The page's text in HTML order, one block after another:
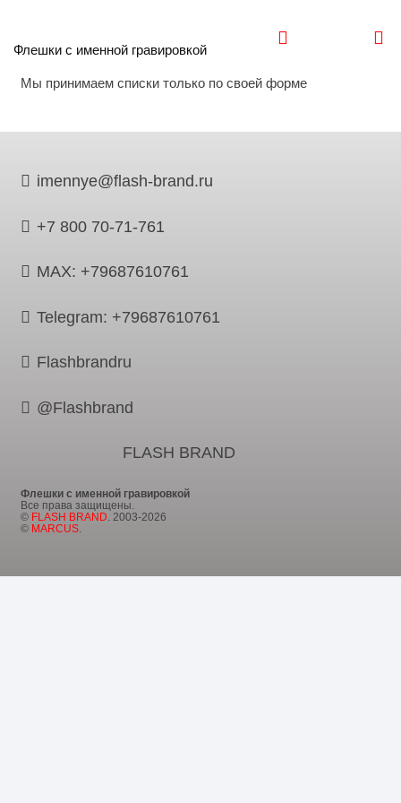
Флешки с именной гравировкой
Мы принимаем списки только по своей форме
imennye@flash-brand.ru
+7 800 70-71-761
MAX: +79687610761
Telegram: +79687610761
Flashbrandru
@Flashbrand
FLASH BRAND
Флешки с именной гравировкой
Все права защищены.
© FLASH BRAND. 2003-2026
© MARCUS.